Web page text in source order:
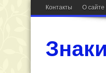
Контакты О сайте